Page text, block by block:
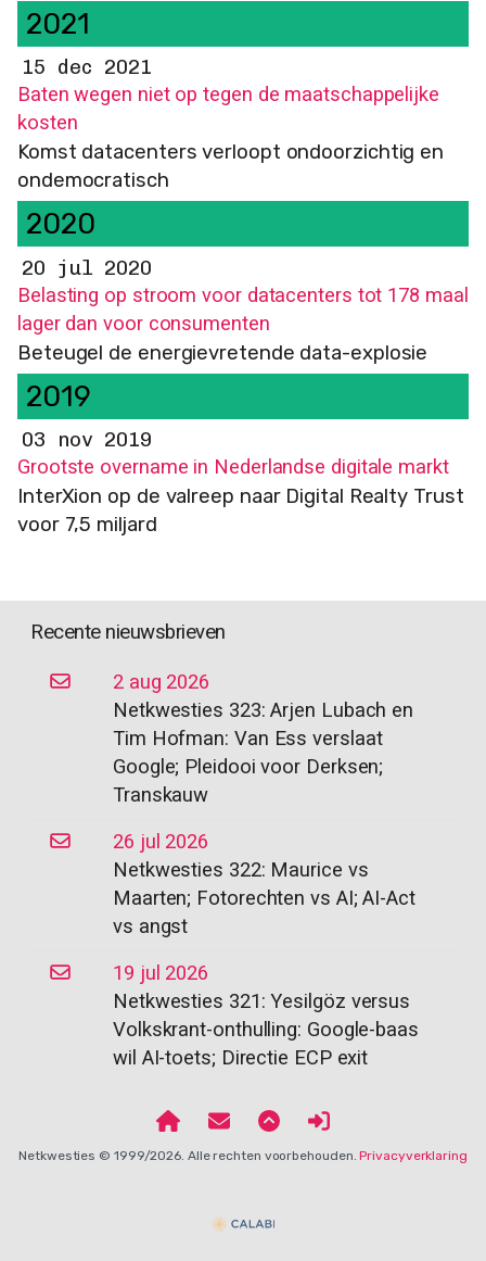
2021
15 dec 2021
Baten wegen niet op tegen de maatschappelijke
kosten
Komst datacenters verloopt ondoorzichtig en
ondemocratisch
2020
20 jul 2020
Belasting op stroom voor datacenters tot 178 maal
lager dan voor consumenten
Beteugel de energievretende data-explosie
2019
03 nov 2019
Grootste overname in Nederlandse digitale markt
InterXion op de valreep naar Digital Realty Trust
voor 7,5 miljard
Recente nieuwsbrieven
2 aug 2026
Netkwesties 323: Arjen Lubach en
Tim Hofman: Van Ess verslaat
Google; Pleidooi voor Derksen;
Transkauw
26 jul 2026
Netkwesties 322: Maurice vs
Maarten; Fotorechten vs AI; AI-Act
vs angst
19 jul 2026
Netkwesties 321: Yesilgöz versus
Volkskrant-onthulling: Google-baas
wil AI-toets; Directie ECP exit
Netkwesties © 1999/2026. Alle rechten voorbehouden.Privacyverklaring